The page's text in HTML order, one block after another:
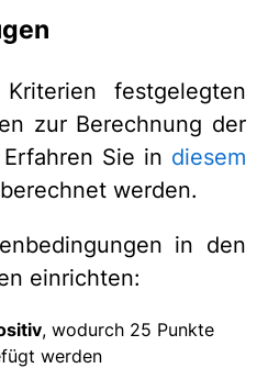
festgelegten
zur Berechnung der
Sie in diesem
werden.
in den
einrichten:
, wodurch 25 Punkte
werden